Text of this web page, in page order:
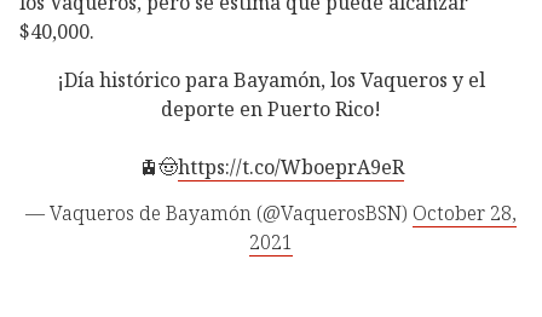
$40,000.
¡Día histórico para Bayamón, los Vaqueros y el
deporte en Puerto Rico!
🚊🤠https://t.co/WboeprA9eR
— Vaqueros de Bayamón (@VaquerosBSN) October 28,
2021